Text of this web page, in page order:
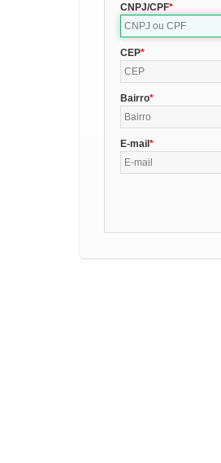
CNPJ/CPF
CEP
Bairro
E-mail